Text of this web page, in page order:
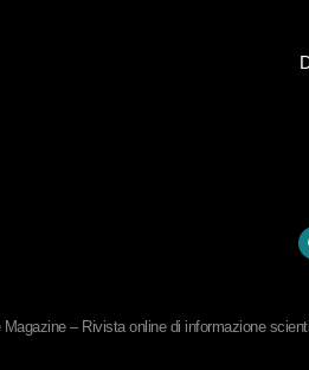
– Rivista online di informazione